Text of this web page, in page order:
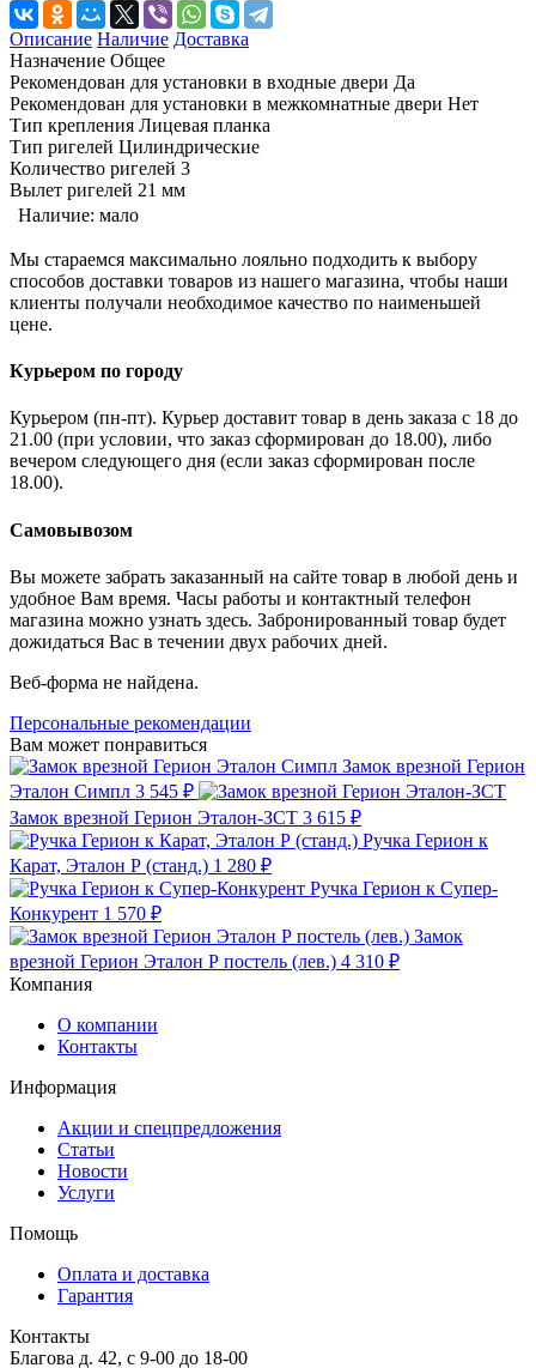
Описание Наличие Доставка
Назначение Общее
Рекомендован для установки в входные двери Да
Рекомендован для установки в межкомнатные двери Нет
Тип крепления Лицевая планка
Тип ригелей Цилиндрические
Количество ригелей 3
Вылет ригелей 21 мм
Наличие: мало
Мы стараемся максимально лояльно подходить к выбору
способов доставки товаров из нашего магазина, чтобы наши
клиенты получали необходимое качество по наименьшей
цене.
Курьером по городу
Курьером (пн-пт). Курьер доставит товар в день заказа с 18 до
21.00 (при условии, что заказ сформирован до 18.00), либо
вечером следующего дня (если заказ сформирован после
18.00).
Самовывозом
Вы можете забрать заказанный на сайте товар в любой день и
удобное Вам время. Часы работы и контактный телефон
магазина можно узнать здесь. Забронированный товар будет
дожидаться Вас в течении двух рабочих дней.
Веб-форма не найдена.
Персональные рекомендации
Вам может понравиться
Замок врезной Герион
Эталон Симпл 3 545 ₽
Замок врезной Герион Эталон-ЗСТ 3 615 ₽
Ручка Герион к
Карат, Эталон Р (станд.) 1 280 ₽
Ручка Герион к Супер-
Конкурент 1 570 ₽
Замок
врезной Герион Эталон Р постель (лев.) 4 310 ₽
Компания
О компании
Контакты
Информация
Акции и спецпредложения
Статьи
Новости
Услуги
Помощь
Оплата и доставка
Гарантия
Контакты
Благова д. 42, с 9-00 до 18-00